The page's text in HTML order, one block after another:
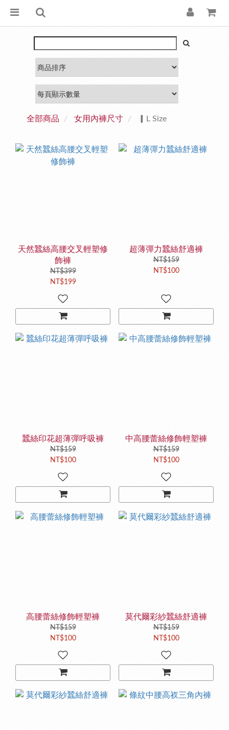
全部商品 女用內褲尺寸 ▎L Size
天然蠶絲高腰交叉輕塑修
飾褲
NT$399
NT$199
超薄彈力蠶絲舒適褲
NT$159
NT$100
蠶絲印花超薄彈呼吸褲
NT$159
NT$100
中高腰蕾絲修飾輕塑褲
NT$159
NT$100
高腰蕾絲修飾輕塑褲
NT$159
NT$100
莫代爾彩紗蠶絲舒適褲
NT$159
NT$100